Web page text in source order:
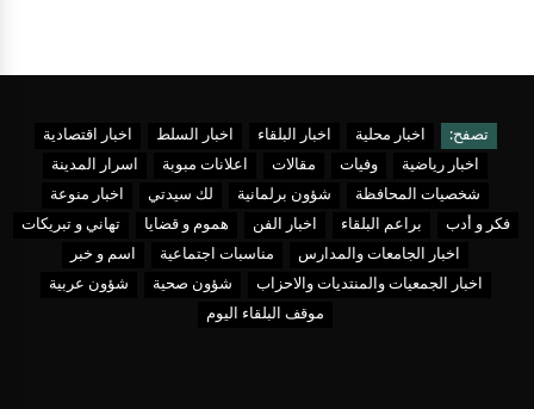
تصفح: اخبار محلية اخبار البلقاء اخبار السلط
اخبار اقتصادية
اخبار رياضية
وفيات مقالات اعلانات مبوبة
اسرار المدينة
شخصيات المحافظة
شؤون برلمانية لك سيدتي
اخبار منوعة
فكر و أدب
براعم البلقاء اخبار الفن هموم و قضايا
تهاني و تبريكات
اخبار الجامعات والمدارس
مناسبات اجتماعية
اسم و خبر
اخبار الجمعيات والمنتديات والاحزاب
شؤون صحية
شؤون عربية
موقف البلقاء اليوم